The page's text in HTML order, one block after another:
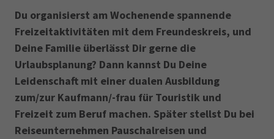
Über uns
Leichte Sprache
IHK regional
Karriere
34a 34c Ausbildungsvertrag
Fachwirt
AdA
34d
Prüfungstermine
Wirtschaftsfachwirt
34f
Negativerklärung
Sachkundeprüfung
Berichtsheft
AEVO
34i
Betriebswirt Prüfbericht
Du organisierst am Wochenende spannende
Freizeitaktivitäten mit dem Freundeskreis, und
Deine Familie überlässt Dir gerne die
Urlaubsplanung? Dann kannst Du Deine
Leidenschaft mit einer dualen Ausbildung
zum/zur Kaufmann/-frau für Touristik und
Freizeit zum Beruf machen. Später stellst Du bei
Reiseunternehmen Pauschalreisen und